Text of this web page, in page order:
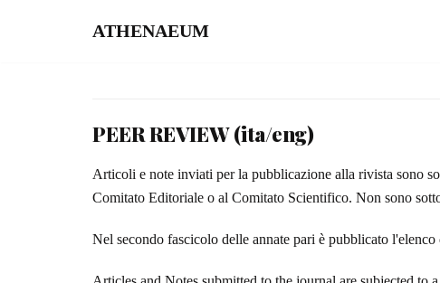
ATHENAEUM
PEER REVIEW (ita/eng)
Articoli e note inviati per la pubblicazione alla rivista sono
Comitato Editoriale o al Comitato Scientifico. Non sono
Nel secondo fascicolo delle annate pari è pubblicato l'elenco